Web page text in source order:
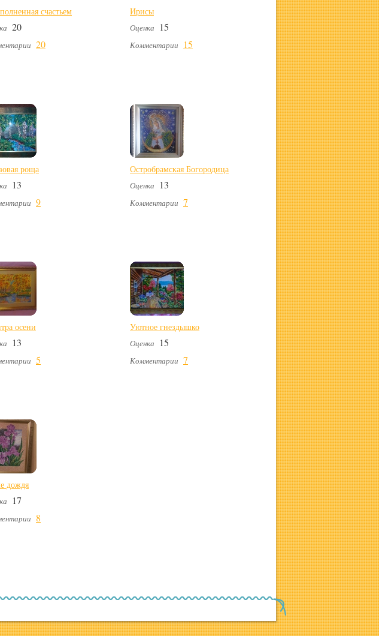
счастьем
20
20
Ирисы
Оценка 15
Комментарии 15
роща
13
9
Остробрамская Богородица
Оценка 13
Комментарии 7
осени
13
5
Уютное гнездышко
Оценка 15
Комментарии 7
дождя
17
8